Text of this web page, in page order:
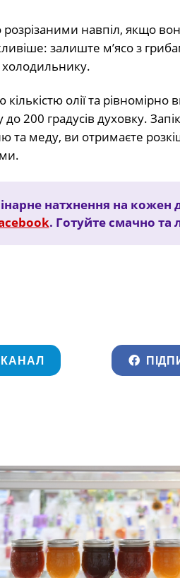
навпіл, якщо
залиште м’ясо з
олії та рівномірно
до 200 градусів духовку.
меду, ви отримаєте
натхнення на
. Готуйте смачно та
КАНАЛ